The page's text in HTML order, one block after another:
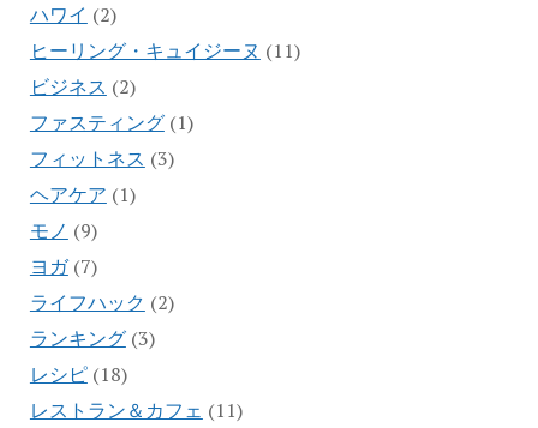
ハワイ (2)
ヒーリング・キュイジーヌ (11)
ビジネス (2)
ファスティング(1)
フィットネス (3)
ヘアケア (1)
モノ (9)
ヨガ(7)
ライフハック (2)
ランキング(3)
レシピ(18)
レストラン＆カフェ (11)